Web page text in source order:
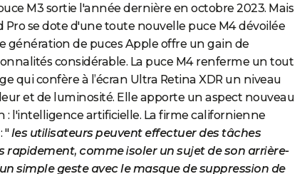
M3 sortie l'année dernière en octobre 2023. Mais
se dote d'une toute nouvelle puce M4 dévoilée
génération de puces Apple offre un gain de
considérable. La puce M4 renferme un tout
qui confère à l’écran Ultra Retina XDR un niveau
et de luminosité. Elle apporte un aspect nouveau
: l'intelligence artificielle. La firme californienne
"les utilisateurs peuvent effectuer des tâches
rapidement, comme isoler un sujet de son arrière-
simple geste avec le masque de suppression de